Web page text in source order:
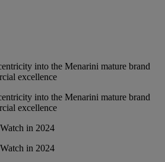
into the Menarini mature brand
excellence
into the Menarini mature brand
excellence
in 2024
in 2024